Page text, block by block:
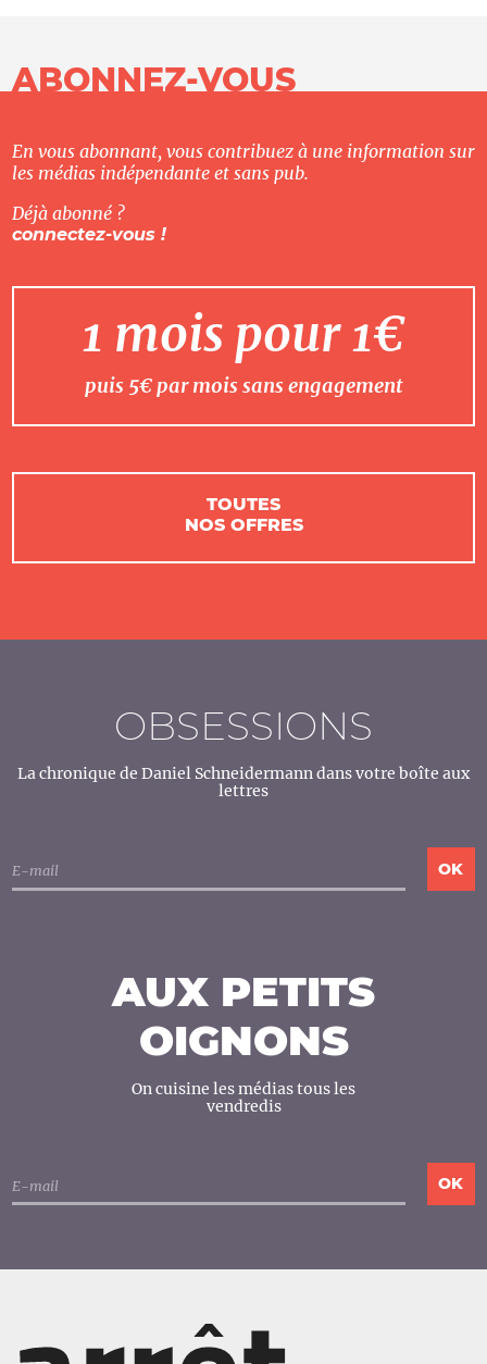
ABONNEZ-VOUS
En vous abonnant, vous contribuez à une information sur
les médias indépendante et sans pub.
Déjà abonné ?
connectez-vous !
1 mois pour 1€
puis 5€ par mois sans engagement
TOUTES
NOS OFFRES
OBSESSIONS
La chronique de Daniel Schneidermann dans votre boîte aux
lettres
AUX PETITS
OIGNONS
On cuisine les médias tous les
vendredis